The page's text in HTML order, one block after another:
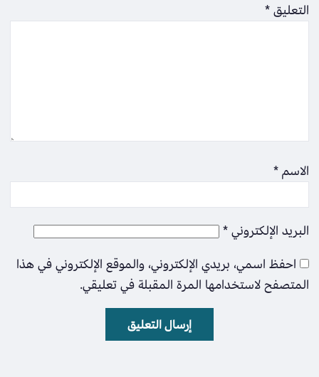
التعليق*
الاسم*
البريد الإلكتروني*
احفظ اسمي، بريدي الإلكتروني، والموقع الإلكتروني في هذا
المتصفح لاستخدامها المرة المقبلة في تعليقي.